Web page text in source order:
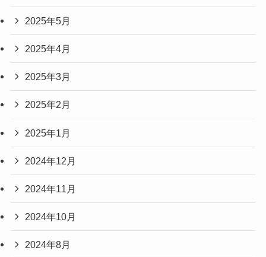
2025年5月
2025年4月
2025年3月
2025年2月
2025年1月
2024年12月
2024年11月
2024年10月
2024年8月